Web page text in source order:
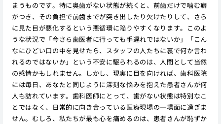
まうものです。特に奥歯がない状態が続くと、前歯だけで噛む癖
がつき、その負担で前歯までが突き出したり欠けたりして、さら
に見た目が悪化するという悪循環に陥りやすくなります。このよ
うな状況で「今さら歯医者に行っても手遅れではないか」「こん
なにひどい口の中を見せたら、スタッフの人たちに裏で何か言わ
れるのではないか」という不安に駆られるのは、人間として当然
の感情かもしれません。しかし、現実に目を向ければ、歯科医院
には毎日、あなたと同じように深刻な悩みを抱えた患者さんが何
人も訪れています。歯科医師にとって、歯がない状態は特別なこ
とではなく、日常的に向き合っている医療現場の一場面に過ぎま
せん。むしろ、私たちが最も心を痛めるのは、患者さんが恥ずか